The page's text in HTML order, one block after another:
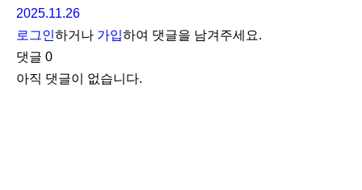
2025.11.26
로그인하거나 가입하여 댓글을 남겨주세요.
댓글 0
아직 댓글이 없습니다.